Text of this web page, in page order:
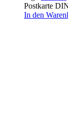
Postkarte
In den